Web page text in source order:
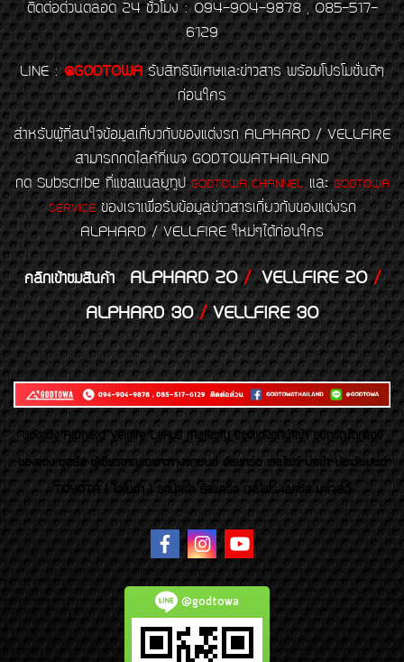
ติดต่อด่วนตลอด 24 ชั่วโมง : 094-904-9878 , 085-517-
6129
LINE : @GODTOWA รับสิทธิพิเศษและข่าวสาร พร้อมโปรโมชั่นดีๆ
ก่อนใคร
สำหรับผู้ที่สนใจข้อมูลเกี่ยวกับของแต่งรถ ALPHARD / VELLFIRE
สามารถกดไลค์ที่เพจ GODTOWATHAILAND
กด Subscribe ที่แชลแนลยูทูป GODTOWA CHANNELและGODTOWA
SERVICEของเราเพื่อรับข้อมูลข่าวสารเกี่ยวกับของแต่งรถ
ALPHARD / VELLFIRE ใหม่ๆได้ก่อนใคร
คลิกเข้าชมสินค้า ALPHARD 20/VELLFIRE 20/
ALPHARD 30/VELLFIRE 30
ของเเต่ง Alphard Vellfire Lexus Majesty ของเเต่งรถนำเข้า อุปกรณ์ตกแต่ง
ของแต่ง ชุดล้อ ผู้เชี่ยวชาญเฉพาะทางรถยนต์ อัลพาร์ด เวลไฟร์ นำเข้า ประดับยนต์
TOYOTA ( โตโยต้า ) รถนำเข้า อัลพาร์ด เวลไฟร์ เลกซัส มาเจสตี้
@godtowa